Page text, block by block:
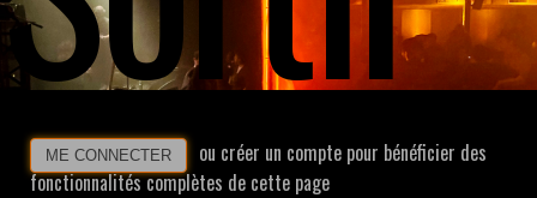
ME CONNECTER
ou créer un compte pour bénéficier des
fonctionnalités complètes de cette page